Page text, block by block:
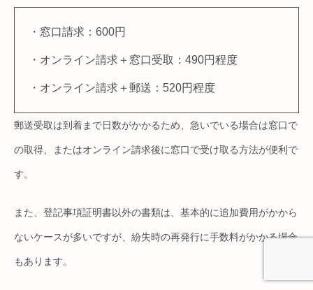
・窓口請求：600円
・オンライン請求＋窓口受取：490円程度
・オンライン請求＋郵送：520円程度
郵送受取は到着まで日数がかかるため、急いでいる場合は窓口で
の取得、またはオンライン請求後に窓口で受け取る方法が便利で
す。
また、登記事項証明書以外の書類は、基本的に追加費用がかから
ないケースが多いですが、紛失時の再発行に手数料がかかる場合
もあります。